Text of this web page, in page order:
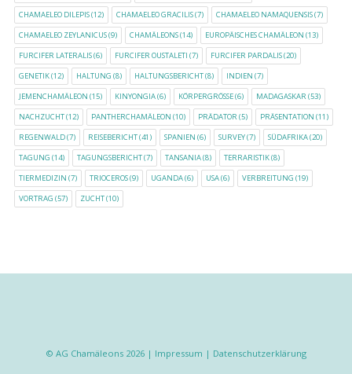
CHAMAELEO DILEPIS(12) CHAMAELEO GRACILIS(7) CHAMAELEO NAMAQUENSIS(7)
CHAMAELEO ZEYLANICUS(9) CHAMÄLEONS(14) EUROPÄISCHES CHAMÄLEON (13)
FURCIFER LATERALIS(6) FURCIFER OUSTALETI (7) FURCIFER PARDALIS(20)
GENETIK(12) HALTUNG (8) HALTUNGSBERICHT(8) INDIEN (7)
JEMENCHAMÄLEON (15) KINYONGIA(6) KÖRPERGRÖSSE (6) MADAGASKAR(53)
NACHZUCHT(12) PANTHERCHAMÄLEON (10) PRÄDATOR(5) PRÄSENTATION (11)
REGENWALD(7) REISEBERICHT(41) SPANIEN (6) SURVEY(7) SÜDAFRIKA(20)
TAGUNG (14) TAGUNGSBERICHT(7) TANSANIA(8) TERRARISTIK(8)
TIERMEDIZIN (7) TRIOCEROS(9) UGANDA(6) USA(6) VERBREITUNG (19)
VORTRAG (57) ZUCHT(10)
© AG Chamäleons 2026 | Impressum | Datenschutzerklärung